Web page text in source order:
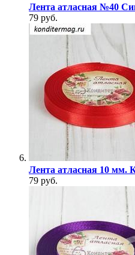
Лента атласная №40
79 руб.
Лента атласная 10 мм.
79 руб.